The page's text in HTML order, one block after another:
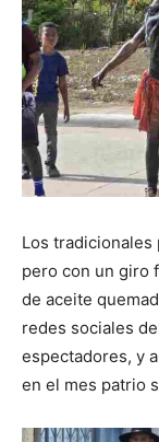
Los tradicionales
pero con un giro
de aceite
redes sociales
espectadores, y
en el mes patrio